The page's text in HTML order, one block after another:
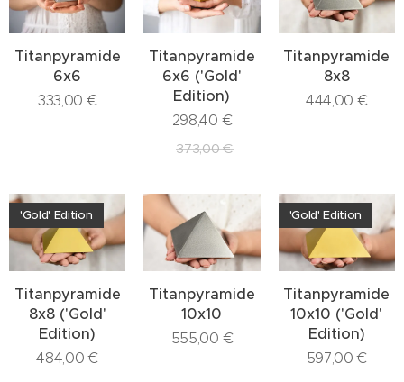
Titanpyramide
6x6
333,00 €
Titanpyramide
6x6 ('Gold'
Edition)
298,40 €
373,00€
Titanpyramide
8x8
444,00 €
Titanpyramide
8x8 ('Gold'
Edition)
'Gold' Edition
484,00 €
Titanpyramide
10x10
555,00 €
Titanpyramide
10x10 ('Gold'
Edition)
'Gold' Edition
597,00 €